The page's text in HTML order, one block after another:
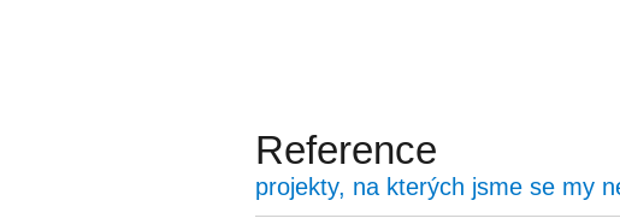
Reference
projekty, na kterých jsme se my